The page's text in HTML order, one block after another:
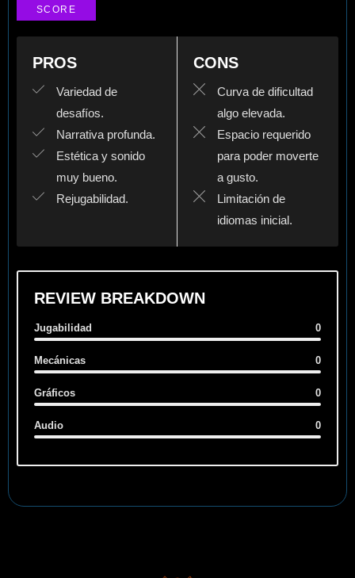
SCORE
PROS
Variedad de
desafíos.
Narrativa profunda.
Estética y sonido
muy bueno.
Rejugabilidad.
CONS
Curva de dificultad
algo elevada.
Espacio requerido
para poder moverte
a gusto.
Limitación de
idiomas inicial.
REVIEW BREAKDOWN
Jugabilidad 0
Mecánicas 0
Gráficos 0
Audio 0